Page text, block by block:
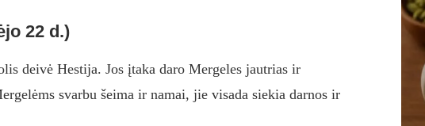
22 d.)
deivė Hestija. Jos įtaka daro Mergeles jautrias ir
svarbu šeima ir namai, jie visada siekia darnos ir